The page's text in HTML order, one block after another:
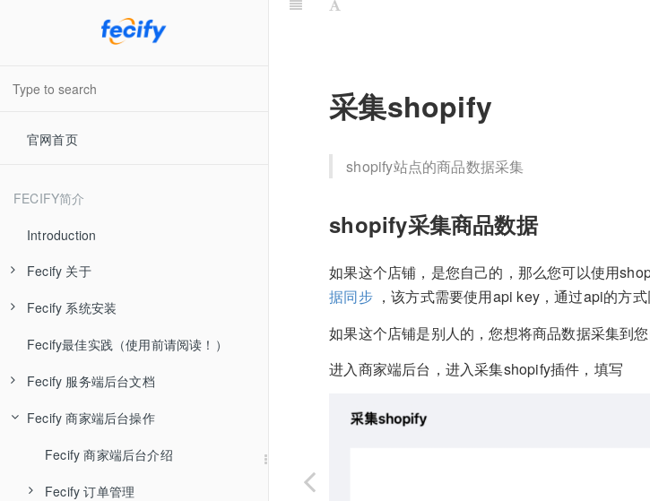
官网首页
FECIFY简介
Introduction
Fecify 关于
Fecify 系统介绍
Fecify 视频教学
Fecify 最新发布
Fecify AI知识库
Fecify 系统安装
Fecify 准备工作
Fecify 环境配置-手动
Fecify 环境配置-宝塔
Fecify 系统安装
Fecify系统自启动配置
Fecify最佳实践（使用前请阅读！）
Fecify 服务端后台文档
Fecify 用户管理
Fecify 店铺管理
Fecify 应用管理
Fecify 商家端后台操作
Fecify 商家端后台介绍
Fecify 订单管理
采集shopify
shopify站点的商品数据采集
shopify采集商品数据
如果这个店铺，是您自己的，那么您可以使用
据同步，该方式需要使用api key，通过api的方
如果这个店铺是别人的，您想将商品数据采集到
进入商家端后台，进入采集shopify插件，填写